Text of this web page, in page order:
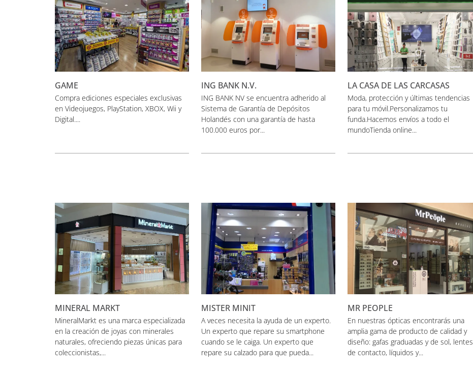
GAME
Compra ediciones especiales exclusivas
en Videojuegos, PlayStation, XBOX, Wii y
Digital....
ING BANK N.V.
ING BANK NV se encuentra adherido al
Sistema de Garantía de Depósitos
Holandés con una garantía de hasta
100.000 euros por...
LA CASA DE LAS CARCASAS
Moda, protección y últimas tendencias
para tu móvil.Personalizamos tu
funda.Hacemos envíos a todo el
mundoTienda online...
MINERAL MARKT
MineralMarkt es una marca especializada
en la creación de joyas con minerales
naturales, ofreciendo piezas únicas para
coleccionistas,...
MISTER MINIT
A veces necesita la ayuda de un experto.
Un experto que repare su smartphone
cuando se le caiga. Un experto que
repare su calzado para que pueda...
MR PEOPLE
En nuestras ópticas encontrarás una
amplia gama de producto de calidad y
diseño: gafas graduadas y de sol, lentes
de contacto, líquidos y...